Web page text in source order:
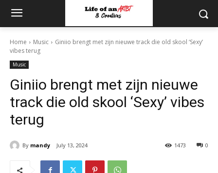
Home Music
Giniio brengt met zijn nieuwe track die old skool ‘Sexy’
vibes terug
Music
Giniio brengt met zijn nieuwe
track die old skool ‘Sexy’ vibes
terug
By mandy July 13, 2024 0
1473